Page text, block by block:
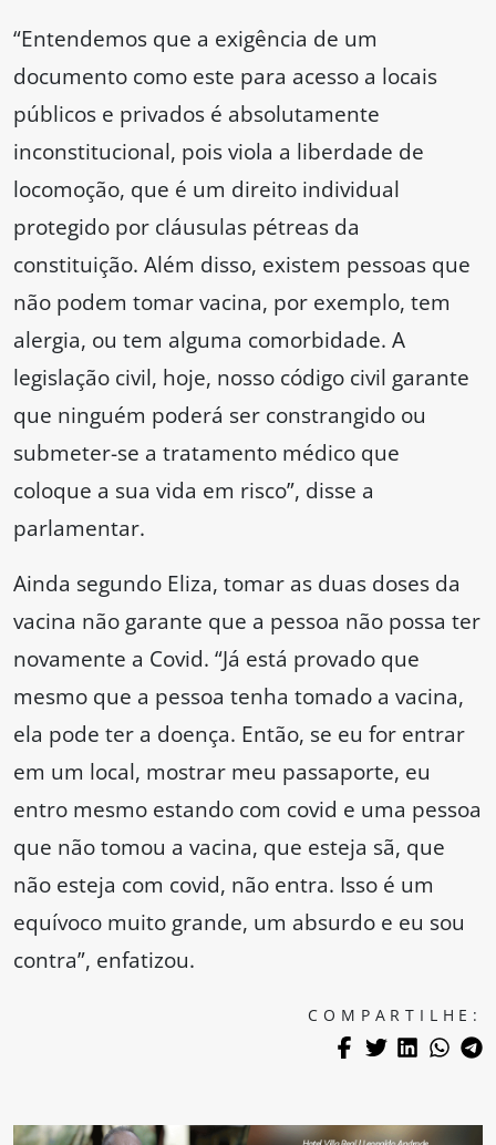
“Entendemos que a exigência de um
documento como este para acesso a locais
públicos e privados é absolutamente
inconstitucional, pois viola a liberdade de
locomoção, que é um direito individual
protegido por cláusulas pétreas da
constituição. Além disso, existem pessoas que
não podem tomar vacina, por exemplo, tem
alergia, ou tem alguma comorbidade. A
legislação civil, hoje, nosso código civil garante
que ninguém poderá ser constrangido ou
submeter-se a tratamento médico que
coloque a sua vida em risco”, disse a
parlamentar.
Ainda segundo Eliza, tomar as duas doses da
vacina não garante que a pessoa não possa ter
novamente a Covid. “Já está provado que
mesmo que a pessoa tenha tomado a vacina,
ela pode ter a doença. Então, se eu for entrar
em um local, mostrar meu passaporte, eu
entro mesmo estando com covid e uma pessoa
que não tomou a vacina, que esteja sã, que
não esteja com covid, não entra. Isso é um
equívoco muito grande, um absurdo e eu sou
contra”, enfatizou.
COMPARTILHE: